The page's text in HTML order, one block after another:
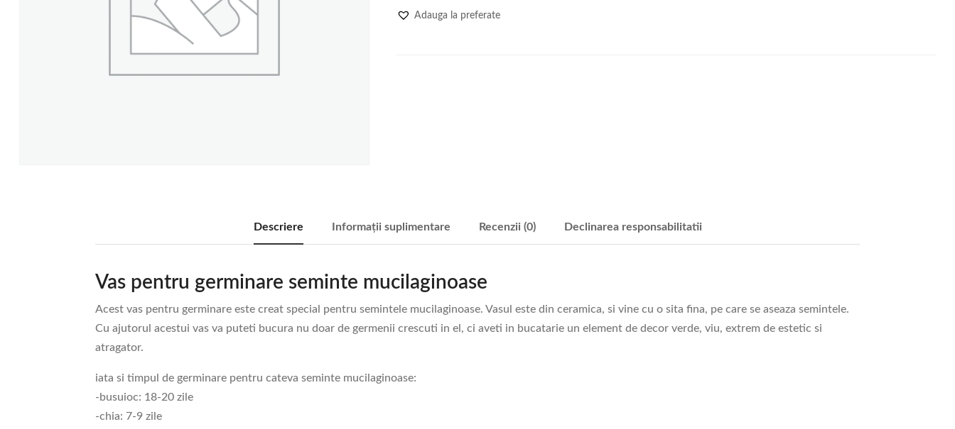
Adauga la preferate
Descriere Informații suplimentare Recenzii (0) Declinarea responsabilitatii
Vas pentru germinare seminte mucilaginoase
Acest vas pentru germinare este creat special pentru semintele mucilaginoase. Vasul este din ceramica, si vine cu o sita fina, pe care se aseaza semintele.
Cu ajutorul acestui vas va puteti bucura nu doar de germenii crescuti in el, ci aveti in bucatarie un element de decor verde, viu, extrem de estetic si
atragator.
iata si timpul de germinare pentru cateva seminte mucilaginoase:
-busuioc: 18-20 zile
-chia: 7-9 zile